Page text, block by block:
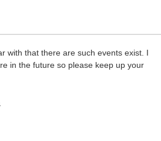
with that there are such events exist. I
in the future so please keep up your